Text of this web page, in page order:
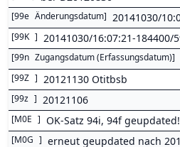
[99e Änderungsdatum] 20141030/
[99K ] 20141030/16:07:21-184400/
[99n Zugangsdatum (Erfassungsdatum)]
[99Z ] 20121130 Otitbsb
[99z ] 20121106
[M0E ] OK-Satz 94i, 94f
[M0G ] erneut geupdated nach